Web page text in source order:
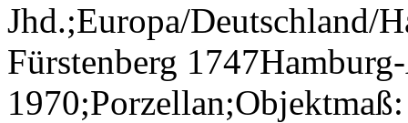
Jhd.;Europa/Deutschland/
Fürstenberg